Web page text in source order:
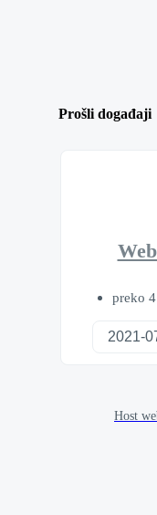
Prošli događaji
preko
Host